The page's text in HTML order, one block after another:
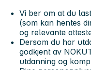
Vi ber om at du
(som kan hentes
og relevante
Dersom du har
godkjent av
utdanning og